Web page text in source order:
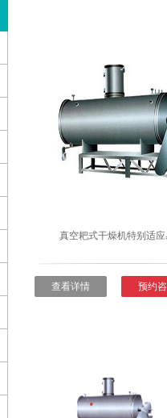
真空耙式干燥机特别适
查看详情 预约